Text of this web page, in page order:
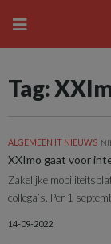
Tag:
ALGEMEEN IT NIEUWS
XXImo gaat voor
Zakelijke
collega’s. Per 1
14-09-2022